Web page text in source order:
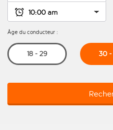
Âge du conducteur :
18 - 29 30 -